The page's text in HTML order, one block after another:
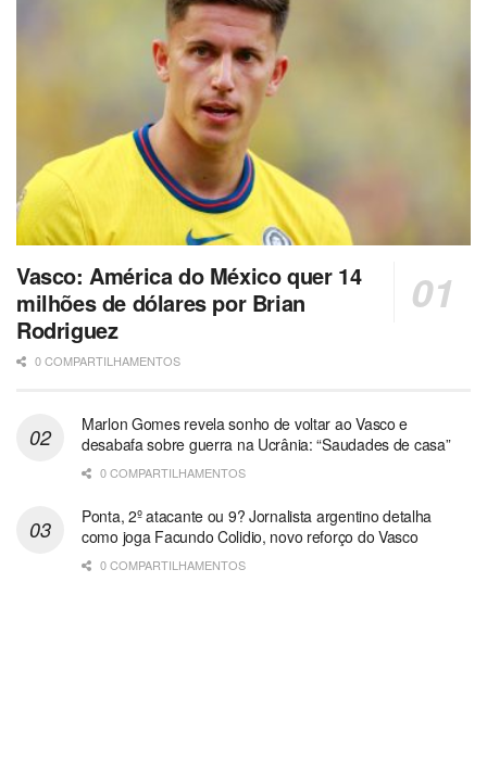
Vasco: América do México quer 14
milhões de dólares por Brian
Rodriguez
0 COMPARTILHAMENTOS
Marlon Gomes revela sonho de voltar ao Vasco e
desabafa sobre guerra na Ucrânia: “Saudades de casa”
0 COMPARTILHAMENTOS
Ponta, 2º atacante ou 9? Jornalista argentino detalha
como joga Facundo Colidio, novo reforço do Vasco
0 COMPARTILHAMENTOS